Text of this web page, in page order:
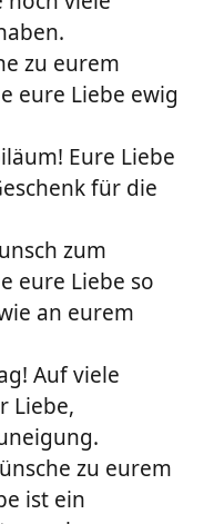
zu eurem
eure Liebe ewig
Eure Liebe
für die
zum
eure Liebe so
an eurem
Auf viele
Liebe,
zu eurem
ist ein